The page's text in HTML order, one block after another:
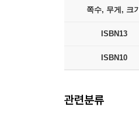
쪽수, 무게, 크기
ISBN13
ISBN10
관련분류